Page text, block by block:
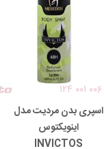
۱۲۴ ۰۰۱ ۰۰۶
اسپری بدن مردیت مدل
اینویکتوس
INVICTOS